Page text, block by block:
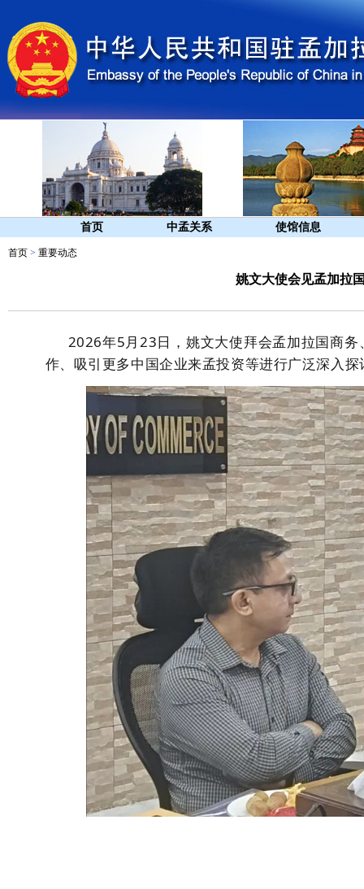
首页 中孟关系 使馆信息
首页 > 重要动态
姚文大使会见孟加拉
2026年5月23日，姚文大使拜会孟加拉国商
作、 吸引更多中国企业来孟投资等进行广泛深入探